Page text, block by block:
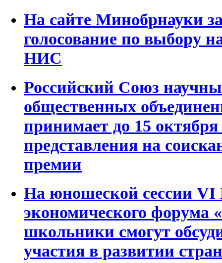
На сайте Минобрнауки
голосование по выбору
НИС
Российский Союз
общественных
принимает до 15 октября
представления на
премии
На юношеской сессии VI
экономического
школьники смогут
участия в развитии